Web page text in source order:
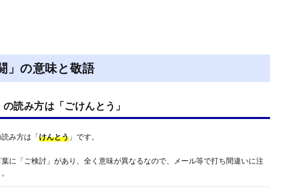
」の意味と敬語
の読み方は「ごけんとう」
読み方は「けんとう 」です。
に「ご検討」があり、全く意味が異なるなので、メール等で打ち間違いに注